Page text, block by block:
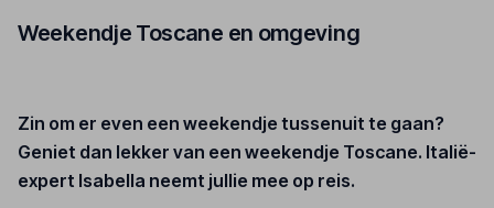
Weekendje Toscane en omgeving
Zin om er even een weekendje tussenuit te gaan?
Geniet dan lekker van een weekendje Toscane. Italië-
expert Isabella neemt jullie mee op reis.